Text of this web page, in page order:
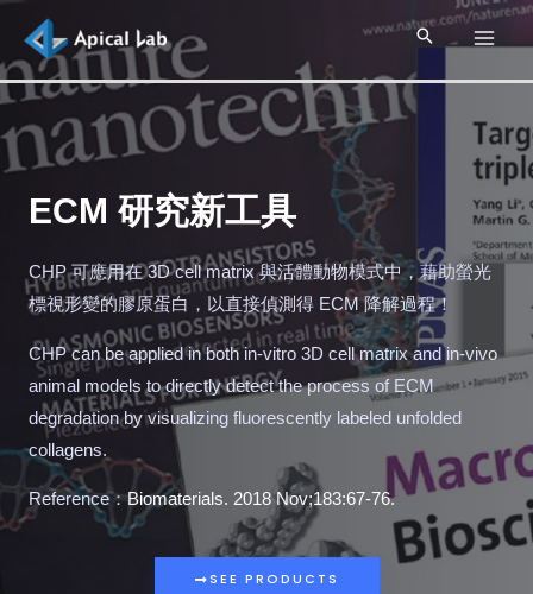
ECM 研究新工具
CHP 可應用在 3D cell matrix 與活體動物模式中，藉助螢光
標視形變的膠原蛋白，以直接偵測得 ECM 降解過程！
CHP can be applied in both in-vitro 3D cell matrix and in-vivo
animal models to directly detect the process of ECM
degradation by visualizing fluorescently labeled unfolded
collagens.
Reference：Biomaterials. 2018 Nov;183:67-76.
SEE PRODUCTS